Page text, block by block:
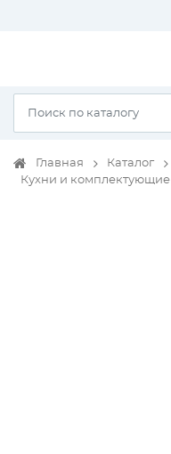
Главная Каталог
Кухни и комплектующие